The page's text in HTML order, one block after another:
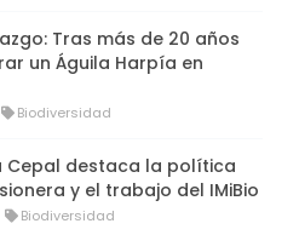
Tras más de 20 años
un Águila Harpía en
Biodiversidad
Cepal destaca la política
y el trabajo del IMiBio
Biodiversidad